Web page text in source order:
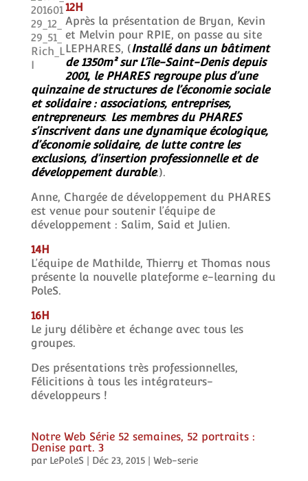
12H
Après la présentation de Bryan, Kevin
et Melvin pour RPIE, on passe au site
LEPHARES, (Installé dans un bâtiment
de 1350m² sur L’île-Saint-Denis depuis
2001, le PHARES regroupe plus d’une
quinzaine de structures de l’économie sociale
et solidaire : associations, entreprises,
entrepreneurs. Les membres du PHARES
s’inscrivent dans une dynamique écologique,
d’économie solidaire, de lutte contre les
exclusions, d’insertion professionnelle et de
développement durable.).
Anne, Chargée de développement du PHARES
est venue pour soutenir l’équipe de
développement : Salim, Said et Julien.
14H
L’équipe de Mathilde, Thierry et Thomas nous
présente la nouvelle plateforme e-learning du
PoleS.
16H
Le jury délibère et échange avec tous les
groupes.
Des présentations très professionnelles,
Félicitions à tous les intégrateurs-
développeurs !
Notre Web Série 52 semaines, 52 portraits :
Denise part. 3
par LePoleS Déc 23, 2015| Web-serie